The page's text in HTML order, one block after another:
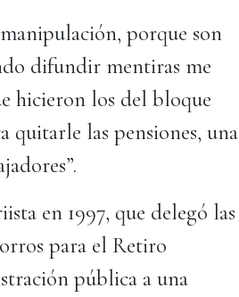
porque son
difundir mentiras me
hicieron los del bloque
quitarle las pensiones, una
en 1997, que delegó las
para el Retiro
pública a una